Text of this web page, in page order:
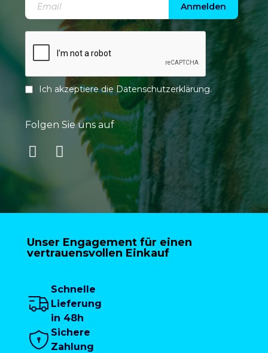
Anmelden
Ich akzeptiere dieDatenschutzerklärung.
Folgen Sie uns auf
Unser Engagement für einen
vertrauensvollen Einkauf
Schnelle
Lieferung
in 48h
Sichere
Zahlung